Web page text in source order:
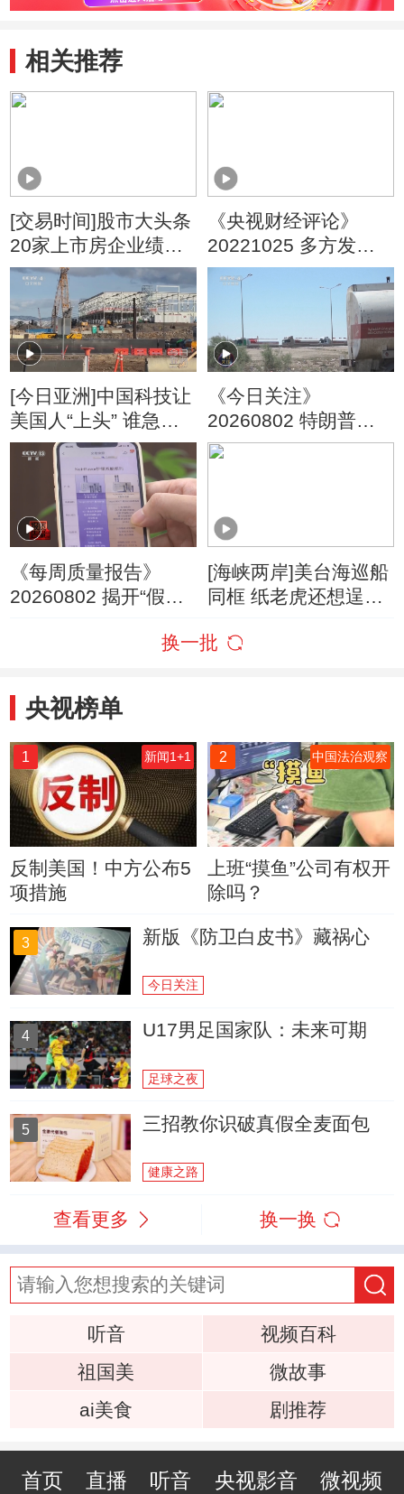
相关推荐
[交易时间]股市大头条
20家上市房企业绩盘
点：行业集中度高 龙
头房企利润大增
《央视财经评论》
20221025 多方发力
三季度经济恢复向好
[今日亚洲]中国科技让
美国人“上头” 谁急
了？
《今日关注》
20260802 特朗普叫
停“最大规模”打击 伊
《每周质量报告》
20260802 揭开“假洋
[海峡两岸]美台海巡船
同框 纸老虎还想逞
换一批
央视榜单
1 新闻1+1
反制美国！中方公布5
项措施
2 中国法治观察
上班“摸鱼”公司有权开
除吗？
3 新版《防卫白皮书》藏祸心
今日关注
4 U17男足国家队：未来可期
足球之夜
5 三招教你识破真假全麦面包
健康之路
查看更多 换一换
听音
视频百科
祖国美
微故事
ai美食
剧推荐
首页 直播 听音 央视影音 微视频